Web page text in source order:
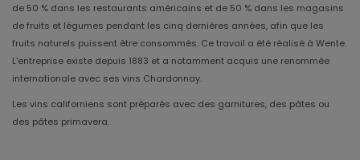
de 50 % dans les restaurants américains et de 50 % dans les magasins
de fruits et légumes pendant les cinq dernières années, afin que les
fruits naturels puissent être consommés. Ce travail a été réalisé à Wente.
L'entreprise existe depuis 1883 et a notamment acquis une renommée
internationale avec ses vins Chardonnay.
Les vins californiens sont préparés avec des garnitures, des pâtes ou
des pâtes primavera.